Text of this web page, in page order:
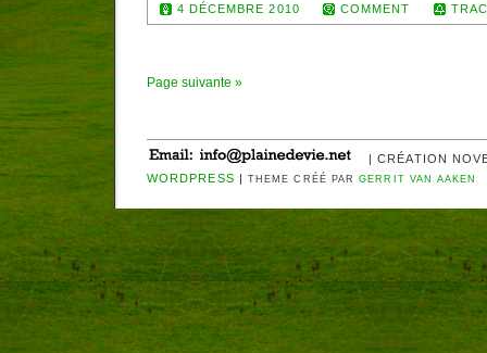
4 DÉCEMBRE 2010
COMMENT
Page suivante »
| CRÉATION
WORDPRESS | THEME CRÉÉ PARGERRIT VAN AAKEN